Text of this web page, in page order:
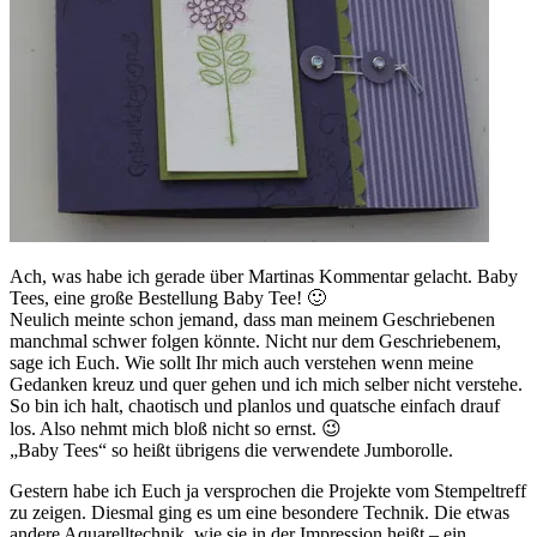
Ach, was habe ich gerade über Martinas Kommentar gelacht. Baby
Tees, eine große Bestellung Baby Tee! 🙂
Neulich meinte schon jemand, dass man meinem Geschriebenen
manchmal schwer folgen könnte. Nicht nur dem Geschriebenem,
sage ich Euch. Wie sollt Ihr mich auch verstehen wenn meine
Gedanken kreuz und quer gehen und ich mich selber nicht verstehe.
So bin ich halt, chaotisch und planlos und quatsche einfach drauf
los. Also nehmt mich bloß nicht so ernst. 😉
„Baby Tees“ so heißt übrigens die verwendete Jumborolle.
Gestern habe ich Euch ja versprochen die Projekte vom Stempeltreff
zu zeigen. Diesmal ging es um eine besondere Technik. Die etwas